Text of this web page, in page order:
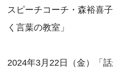
スピーチコーチ・森裕喜
く言葉の教室」
2024年3月22日（金）「